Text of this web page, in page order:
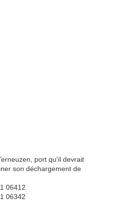
port qu'il devrait
son déchargement de